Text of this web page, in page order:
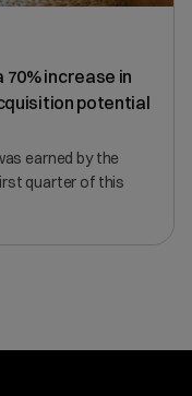
70% increase in
potential
earned by the
quarter of this